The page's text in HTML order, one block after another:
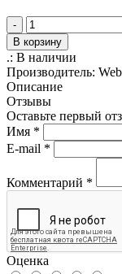
-
В корзину
.: В наличии
Производитель:
Описание
Отзывы
Оставьте первый
Имя *
E-mail *
Комментарий *
Оценка